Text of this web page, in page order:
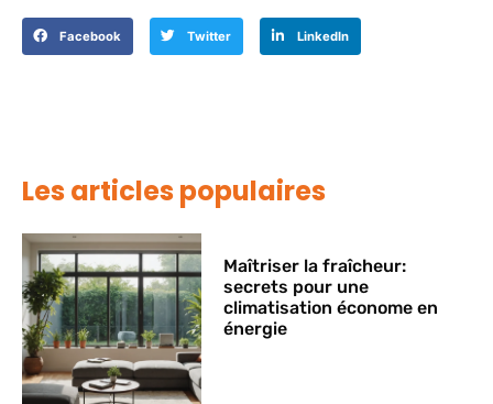
Facebook Twitter LinkedIn
Les articles populaires
Maîtriser la fraîcheur:
secrets pour une
climatisation économe en
énergie